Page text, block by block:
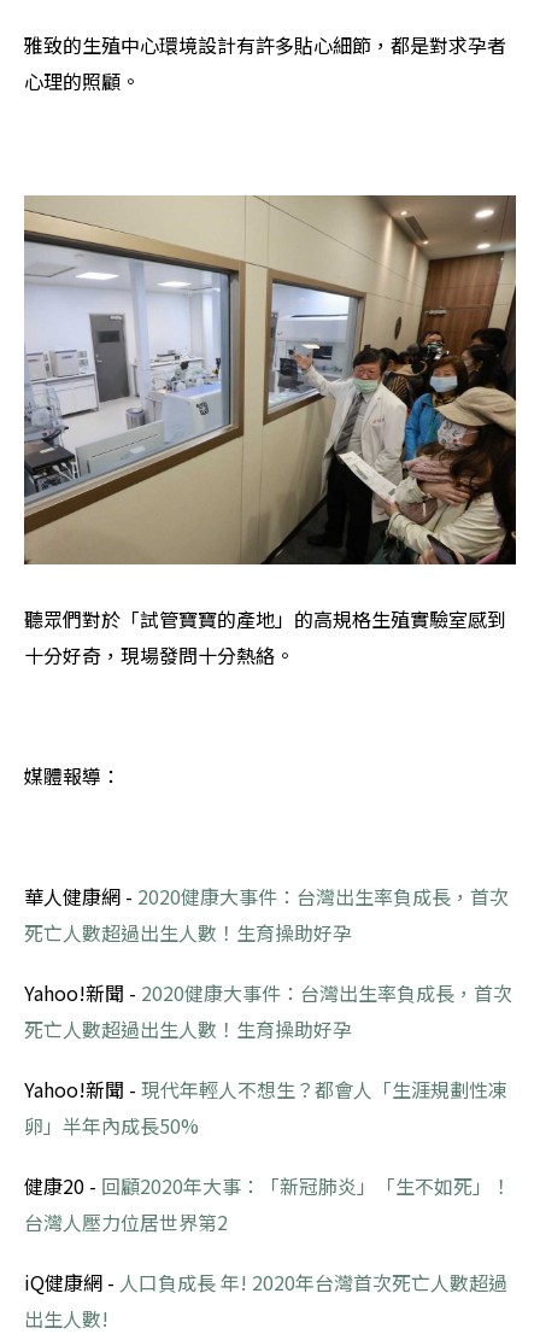
雅致的生殖中心環境設計有許多貼心細節，都是對求孕者
心理的照顧。
聽眾們對於「試管寶寶的產地」的高規格生殖實驗室感到
十分好奇，現場發問十分熱絡。
媒體報導：
華人健康網 - 2020健康大事件：台灣出生率負成長，首次
死亡人數超過出生人數！生育操助好孕
Yahoo!新聞 - 2020健康大事件：台灣出生率負成長，首次
死亡人數超過出生人數！生育操助好孕
Yahoo!新聞 - 現代年輕人不想生？都會人「生涯規劃性凍
卵」半年內成長50%
健康20 - 回顧2020年大事：「新冠肺炎」「生不如死」！
台灣人壓力位居世界第2
iQ健康網 - 人口負成長 年! 2020年台灣首次死亡人數超過
出生人數!